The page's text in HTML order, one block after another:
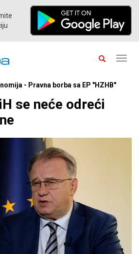
- Pravna borba sa EP "HZHB"
se neće odreći